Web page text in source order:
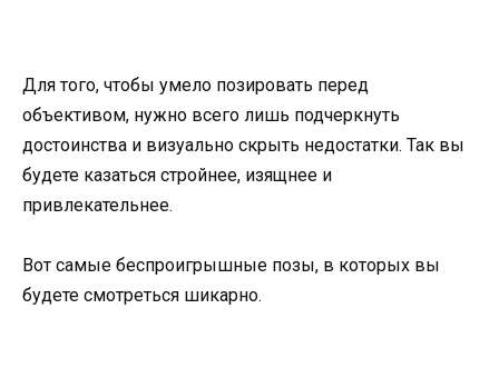
Для того, чтобы умело позировать перед
объективом, нужно всего лишь подчеркнуть
достоинства и визуально скрыть недостатки. Так вы
будете казаться стройнее, изящнее и
привлекательнее.
Вот самые беспроигрышные позы, в которых вы
будете смотреться шикарно.